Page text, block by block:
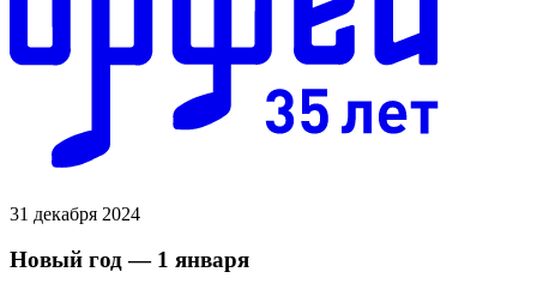
31 декабря 2024
Новый год — 1 января